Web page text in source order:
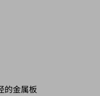
的金属板